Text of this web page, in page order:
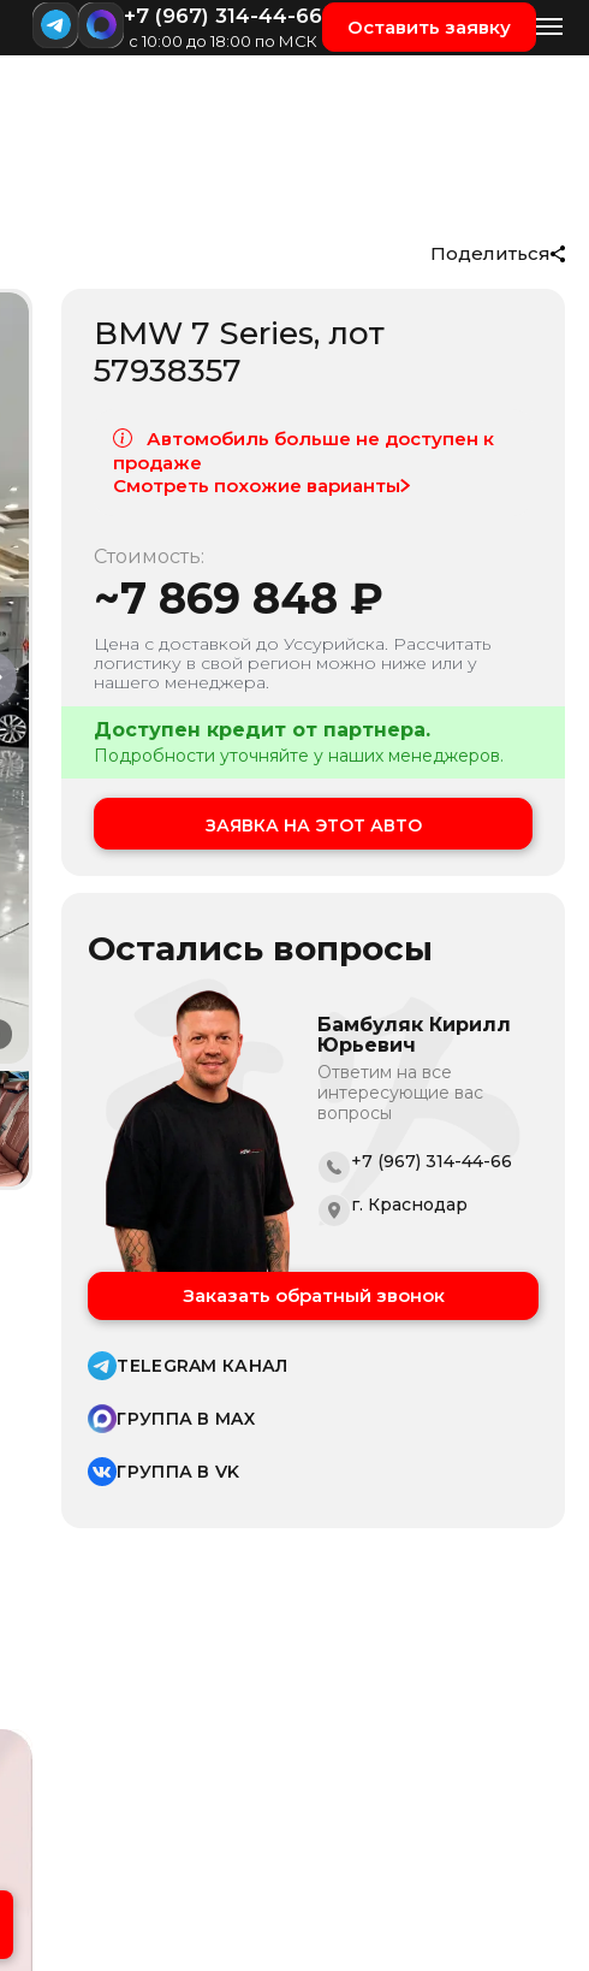
+7 (967) 314-44-66
с 10:00 до 18:00 по МСК
Оставить заявку
Поделиться
BMW 7 Series, лот
57938357
Автомобиль больше не доступен к
продаже
Смотреть похожие варианты
Стоимость:
~7 869 848 ₽
Цена с доставкой до Уссурийска. Рассчитать
логистику в свой регион можно ниже или у
нашего менеджера.
Доступен кредит от партнера.
Подробности уточняйте у наших менеджеров.
ЗАЯВКА НА ЭТОТ АВТО
Остались вопросы
Бамбуляк Кирилл
Юрьевич
Ответим на все
интересующие вас
вопросы
+7 (967) 314-44-66
г. Краснодар
Заказать обратный звонок
TELEGRAM КАНАЛ
ГРУППА В MAX
ГРУППА В VK